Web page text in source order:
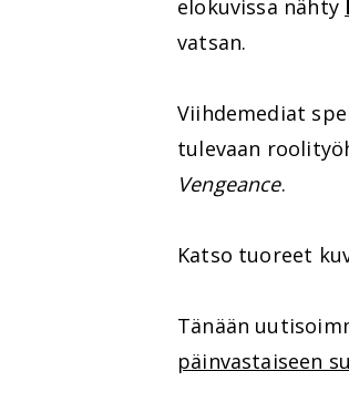
elokuvissa nähty
vatsan.
Viihdemediat
tulevaan
Vengeance.
Katso tuoreet
Tänään
päinvastaiseen